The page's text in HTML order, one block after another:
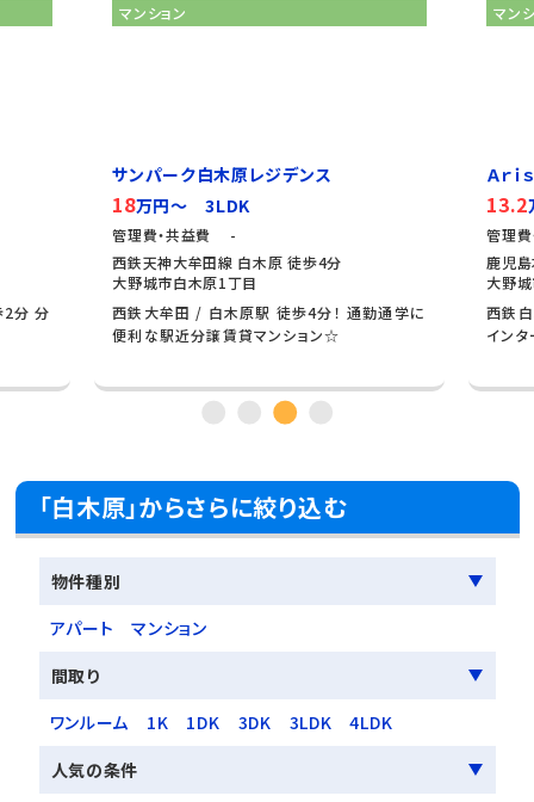
2分 分
マンション
サンパーク白木原レジデンス
18万円～ 3LDK
管理費・共益費 -
西鉄天神大牟田線 白木原 徒歩4分
大野城市白木原1丁目
西鉄大牟田 / 白木原駅 徒歩4分！ 通勤通学に
便利な駅近分譲賃貸マンション☆
マン
Ａｒｉ
13.2
管理
鹿児
大野
西鉄
イン
「白木原」からさらに絞り込む
物件種別
アパート
マンション
間取り
ワンルーム
1K 1DK 3DK 3LDK
4LDK
人気の条件